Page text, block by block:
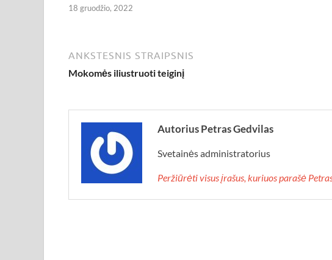
18 gruodžio, 2022
ANKSTESNIS STRAIPSNIS
Mokomės iliustruoti teiginį
Autorius Petras Gedvilas
Svetainės administratorius
Peržiūrėti visus įrašus, kuriuos parašė